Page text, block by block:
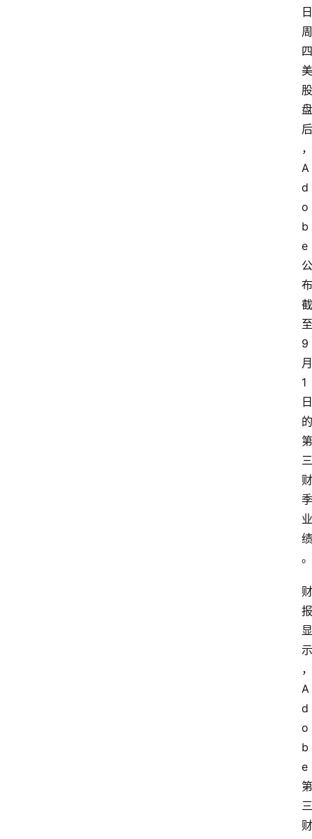
日
周
四
美
股
盘
后
，
A
d
o
b
e
公
布
截
至
9
月
1
日
的
第
三
财
季
业
绩
。
财
报
显
示
，
A
d
o
b
e
第
三
财